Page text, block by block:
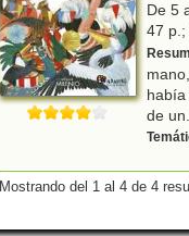
De 5
47 p.;
de un
Mostrando del 1 al 4 de 4